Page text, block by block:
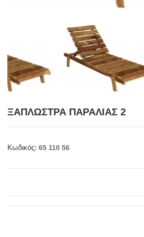
ΞΑΠΛΩΣΤΡΑ ΠΑΡΑΛΙΑΣ 2
Κωδικός: 65 110 56